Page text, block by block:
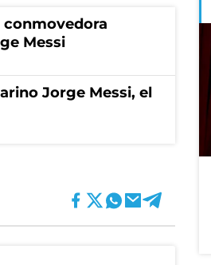
conmovedora
Messi
Jorge Messi, el